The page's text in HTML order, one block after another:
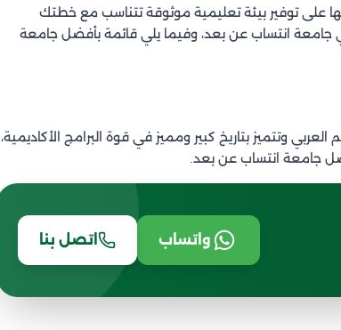
على توفير بيئة تعليمية موثوقة تتناسب مع خطتك
جامعة انتساب عن بعد، وفيما يلي قائمة بأفضل جامعة
العربي وتتميز بتاريخ كبير ومميز في قوة البرامج الأكاديمية،
جامعة انتساب عن بعد.
واتساب اتصل بنا